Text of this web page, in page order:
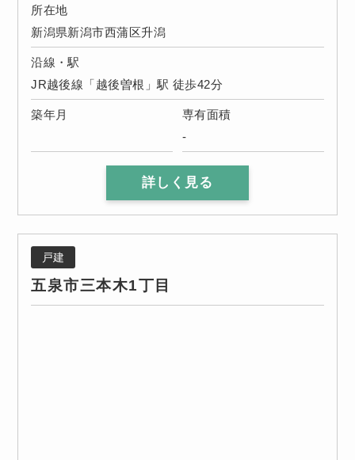
所在地
新潟県新潟市西蒲区升潟
沿線・駅
JR越後線「越後曽根」駅 徒歩42分
築年月
専有面積
-
詳しく見る
戸建
五泉市三本木1丁目